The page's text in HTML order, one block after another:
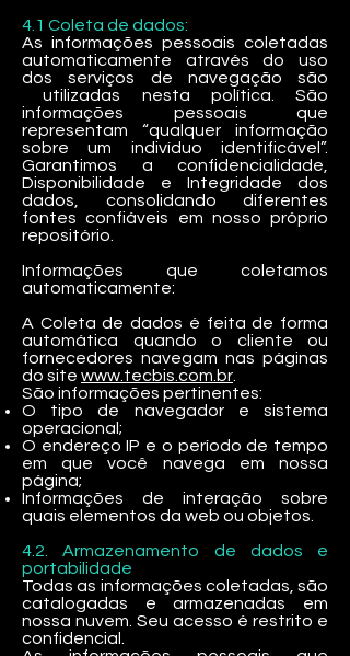
4.1 Coleta de dados:
As informações pessoais coletadas
automaticamente através do uso
dos serviços de navegação são
utilizadas nesta política. São
informações pessoais que
representam “qualquer informação
sobre um indivíduo identificável”.
Garantimos a confidencialidade,
Disponibilidade e Integridade dos
dados, consolidando diferentes
fontes confiáveis ​​em nosso próprio
repositório.
Informações que coletamos
automaticamente:
A Coleta de dados é feita de forma
automática quando o cliente ou
fornecedores navegam nas páginas
do site www.tecbis.com.br
São informações pertinentes:
O tipo de navegador e sistema
operacional;
O endereço IP e o período de tempo
em que você navega em nossa
página;
Informações de interação sobre
quais elementos da web ou objetos.
4.2. Armazenamento de dados e
portabilidade
Todas as informações coletadas, são
catalogadas e armazenadas em
nossa nuvem. Seu acesso é restrito e
confidencial.